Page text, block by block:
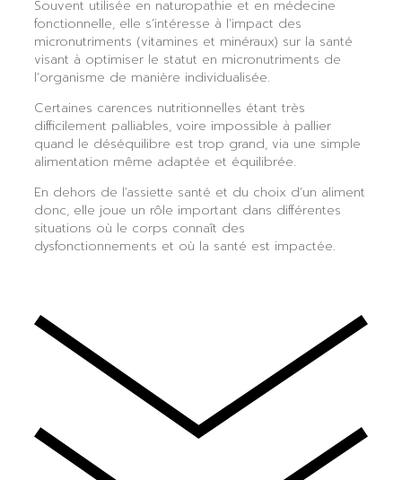
Souvent utilisée en naturopathie et en médecine
fonctionnelle, elle s’intéresse à l’impact des
micronutriments (vitamines et minéraux) sur la santé
visant à optimiser le statut en micronutriments de
l’organisme de manière individualisée.
Certaines carences nutritionnelles étant très
difficilement palliables, voire impossible à pallier
quand le déséquilibre est trop grand, via une simple
alimentation même adaptée et équilibrée.
En dehors de l’assiette santé et du choix d’un aliment
donc, elle joue un rôle important dans différentes
situations où le corps connaît des
dysfonctionnements et où la santé est impactée.